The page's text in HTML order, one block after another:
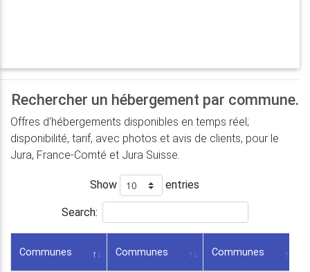
Rechercher un hébergement par commune.
Offres d'hébergements disponibles en temps réel;
disponibilité, tarif, avec photos et avis de clients, pour le
Jura, France-Comté et Jura Suisse.
Show entries
Search:
Communes Communes Communes